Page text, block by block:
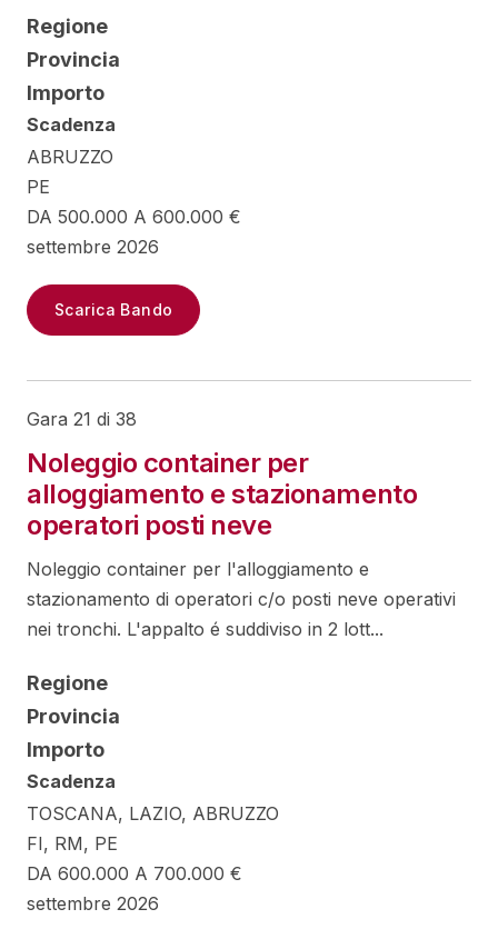
Regione
Provincia
Importo
Scadenza
ABRUZZO
PE
DA 500.000 A 600.000 €
settembre 2026
Scarica Bando
Gara 21 di 38
Noleggio container per
alloggiamento e stazionamento
operatori posti neve
Noleggio container per l'alloggiamento e
stazionamento di operatori c/o posti neve operativi
nei tronchi. L'appalto é suddiviso in 2 lott...
Regione
Provincia
Importo
Scadenza
TOSCANA, LAZIO, ABRUZZO
FI, RM, PE
DA 600.000 A 700.000 €
settembre 2026